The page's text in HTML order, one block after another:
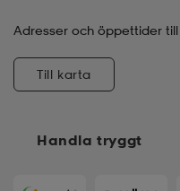
Handla tryggt
Adresser och öppettider
Till karta